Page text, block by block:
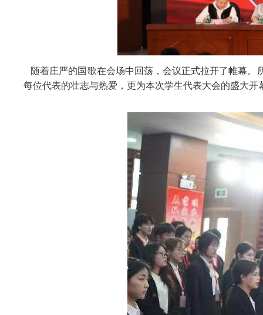
随着庄严的国歌在会场中回荡，会议正式拉开了帷幕。
每位代表的壮志与热爱，更为本次学生代表大会的盛大开